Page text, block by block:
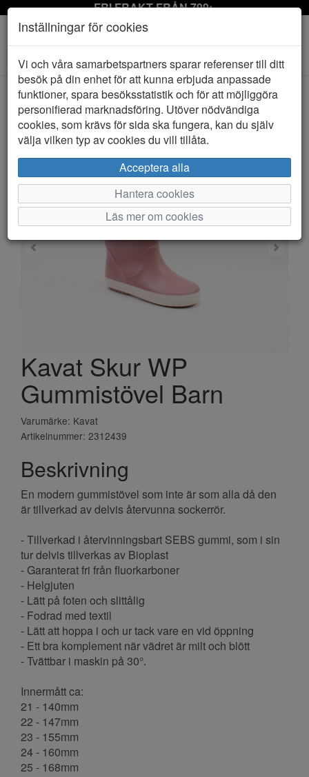
FRI FRAKT FRÅN 799:-
Toggle
navigation
HEM KAVAT
Kavat Skur WP
Gummistövel Barn
Varumärke: Kavat
Artikelnummer: 2312439
Beskrivning
En modern gummistövel som inte är som alla då den
är tillverkad av delvis återvunna sockerrör.
- Tillverkad i återvinningsbart SEBS gummi, som i sin
tur delvis tillverkas av Bioplast
- Garanterat fri från fluorkarboner
- Helgjuten
- Lätt på foten och slittålig
- Fodrad med textil
- Lätt att hoppa i och ur tack vare en vid öppning
- Ett bra komplement när vädret är milt och blött
- Tvättbar i maskin på 30°.
Innermått ca:
21 - 140mm
22 - 147mm
23 - 155mm
24 - 160mm
25 - 168mm
Inställningar för cookies
Vi och våra samarbetspartners sparar referenser till ditt
besök på din enhet för att kunna erbjuda anpassade
funktioner, spara besöksstatistik och för att möjliggöra
personifierad marknadsföring. Utöver nödvändiga
cookies, som krävs för sida ska fungera, kan du själv
välja vilken typ av cookies du vill tillåta.
Acceptera alla
Hantera cookies
Läs mer om cookies